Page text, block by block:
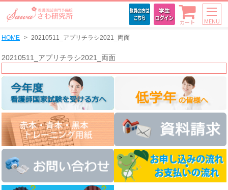
カート MENU
HOME 20210511_アプリチラシ2021_両面
20210511_アプリチラシ2021_両面